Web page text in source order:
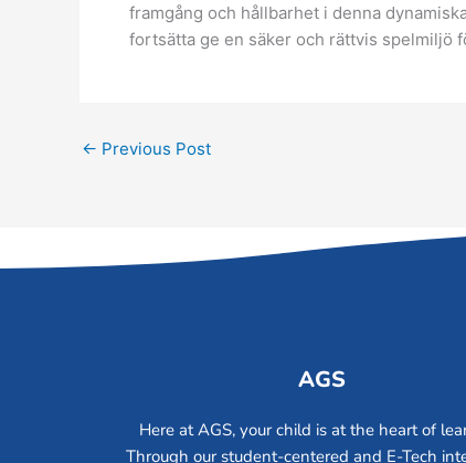
framgång och hållbarhet i denna
fortsätta ge en säker och rättvis spelmiljö
← Previous Post
AGS
Here at AGS, your child is at the heart of
Through our student-centered and E-Tech